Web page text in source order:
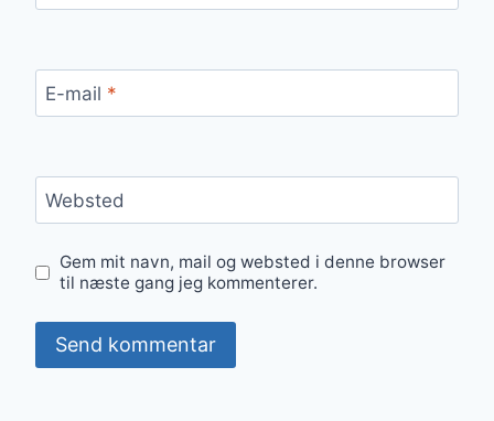
E-mail *
Websted
Gem mit navn, mail og websted i denne browser
til næste gang jeg kommenterer.